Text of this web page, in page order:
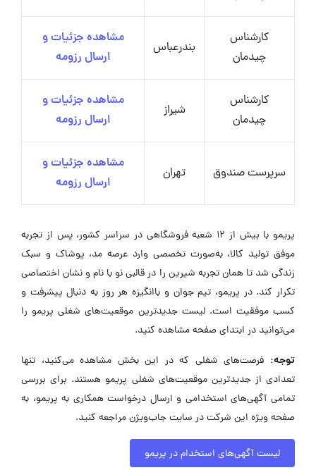
کارشناس
چیدمان
بندرعباس
مشاهده جزئیات و
ارسال رزومه
کارشناس
چیدمان
شیراز
مشاهده جزئیات و
ارسال رزومه
سرپرست صندوق تهران
مشاهده جزئیات و
ارسال رزومه
پریمو با بیش از 12 شعبه فروشگاهی در سراسر کشور، پس از تجربه
موفق تولید کالا، به‌صورت تخصصی وارد عرصه مد، پوشاک و سبک
زندگی شد تا همان تجربه شیرین را در قالبی نو با نام و نشان اختصاصی
تکرار کند. در پریمو، تیم جوان و باانگیزه هر روز به دنبال پیشرفت و
کسب موفقیت است. لیست جدیدترین موقعیت‌های شغلی پریمو را
می‌توانید در ابتدای صفحه مشاهده کنید.
توجه: فرصت‌های شغلی که در این بخش مشاهده می‌کنید، تنها
تعدادی از جدیدترین موقعیت‌های شغلی پریمو هستند. برای بررسی
تمامی آگهی‌های استخدامی و ارسال درخواست همکاری به پریمو، به
صفحه ویژه این شرکت در سایت جاب‌ویژن مراجعه کنید.
لیست آگهی‌های استخدام در پریمو